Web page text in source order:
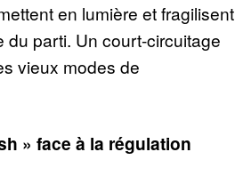
en lumière et fragilisent
du parti. Un court-circuitage
vieux modes de
» face à la régulation